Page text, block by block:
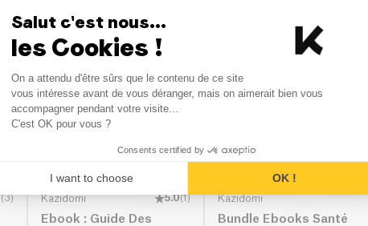
Produits similaires
(3)
PROMO
Kazidomi 5.0(1)
Ebook : Guide Des
Kazidomi
Bundle Ebooks Santé
Salut c'est nous...
les Cookies !
Consent Management
On a attendu d'être sûrs que le contenu de ce site
vous intéresse avant de vous déranger, mais on aimerait bien vous
accompagner pendant votre visite...
C'est OK pour vous ?
Consents certified by
I want to choose OK !
Axeptio consent